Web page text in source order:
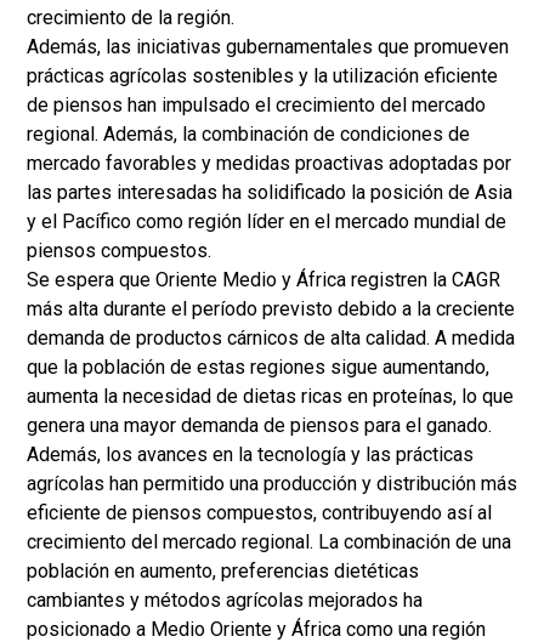
crecimiento de la región.
Además, las iniciativas gubernamentales que promueven
prácticas agrícolas sostenibles y la utilización eficiente
de piensos han impulsado el crecimiento del mercado
regional. Además, la combinación de condiciones de
mercado favorables y medidas proactivas adoptadas por
las partes interesadas ha solidificado la posición de Asia
y el Pacífico como región líder en el mercado mundial de
piensos compuestos.
Se espera que Oriente Medio y África registren la CAGR
más alta durante el período previsto debido a la creciente
demanda de productos cárnicos de alta calidad. A medida
que la población de estas regiones sigue aumentando,
aumenta la necesidad de dietas ricas en proteínas, lo que
genera una mayor demanda de piensos para el ganado.
Además, los avances en la tecnología y las prácticas
agrícolas han permitido una producción y distribución más
eficiente de piensos compuestos, contribuyendo así al
crecimiento del mercado regional. La combinación de una
población en aumento, preferencias dietéticas
cambiantes y métodos agrícolas mejorados ha
posicionado a Medio Oriente y África como una región